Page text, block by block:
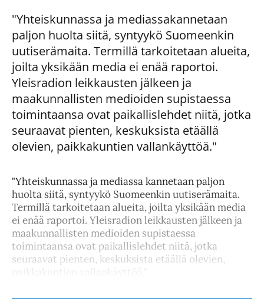
"Yhteiskunnassa ja mediassakannetaan
paljon huolta siitä, syntyykö Suomeenkin
uutiserämaita. Termillä tarkoitetaan alueita,
joilta yksikään media ei enää raportoi.
Yleisradion leikkausten jälkeen ja
maakunnallisten medioiden supistaessa
toimintaansa ovat paikallislehdet niitä, jotka
seuraavat pienten, keskuksista etäällä
olevien, paikkakuntien vallankäyttöä."
"Yhteiskunnassa ja mediassa kannetaan paljon
huolta siitä, syntyykö Suomeenkin uutiserämaita.
Termillä tarkoitetaan alueita, joilta yksikään media
ei enää raportoi. Yleisradion leikkausten jälkeen ja
maakunnallisten medioiden supistaessa
toimintaansa ovat paikallislehdet niitä, jotka
seuraavat pienten, keskuksista etäällä olevien,
paikkakuntien vallankäyttöä."